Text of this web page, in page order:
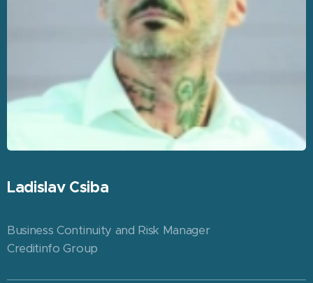
Ladislav Csiba
Business Continuity and Risk Manager
Creditinfo Group